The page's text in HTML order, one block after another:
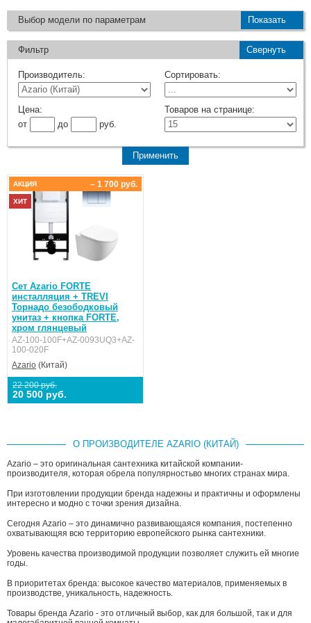
Выбор модели по параметрам Показать
Фильтр Свернуть
Производитель: Сортировать:
Цена:
от
до руб.
Товаров на странице:
Сет Azario FORTE
инсталляция + TREVI
Торнадо безободковый
унитаз + кнопка FORTE,
хром глянцевый
AZ-100-100F+AZ-0093UQ3+AZ-
100-020F
Azario (Китай)
22 200 руб.
20 500 руб.
– 1 700 руб.
АКЦИЯ
ХИТ
О ПРОИЗВОДИТЕЛЕ AZARIO (КИТАЙ)
Azario – это оригинальная сантехника китайской компании-
производителя, которая обрела популярностьво многих странах мира.
При изготовлении продукции бренда надежны и практичны и оформлены
интересно и модно с точки зрения дизайна.
Сегодня Azario – это динамично развивающаяся компания, постепенно
охватывающяя всю территорию европейского рынка сантехники.
Уровень качества производимой продукции позволяет служить ей многие
годы.
В приоритетах бренда: высокое качество материалов, применяемых в
производстве, уникальность, надежность.
Товары бренда Azario - это отличный выбор, как для большой, так и для